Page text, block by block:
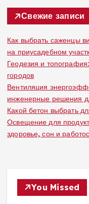
Свежие записи
Как выбрать саженцы
на приусадебном
Геодезия и
городов
Вентиляция
инженерные решения
Какой бетон выбрать
Освещение для
здоровье, сон и
You Missed